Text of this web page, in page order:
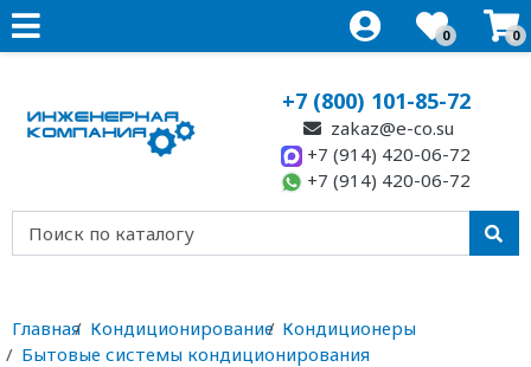
0 0
+7 (800) 101-85-72
zakaz@e-co.su
+7 (914) 420-06-72
+7 (914) 420-06-72
Главная Кондиционирование Кондиционеры
Бытовые системы кондиционирования